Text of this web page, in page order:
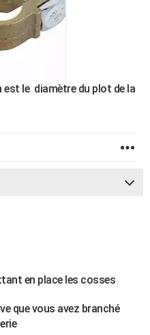
le diamètre du plot de la
en place les cosses
que vous avez branché